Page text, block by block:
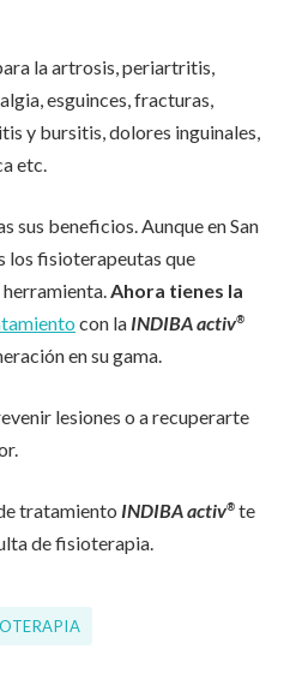
la artrosis, periartritis,
esguinces, fracturas,
y bursitis, dolores inguinales,
etc.
sus beneficios. Aunque en San
los fisioterapeutas que
Ahora tienes la
con la INDIBA activ®
en su gama.
lesiones o a recuperarte
tratamiento INDIBA activ® te
de fisioterapia.